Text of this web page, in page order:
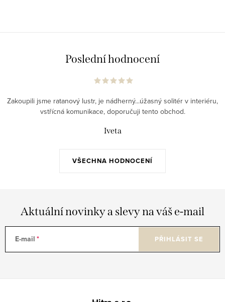
Poslední hodnocení
VŠECHNA HODNOCENÍ
Zakoupili jsme ratanový lustr, je nádherný...úžasný solitér v interiéru,
vstřícná komunikace, doporučuji tento obchod.
Iveta
Aktuální novinky a slevy na váš e-mail
E-mail PŘIHLÁSIT SE